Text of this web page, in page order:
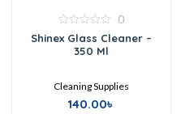
out
0
Shinex Glass Cleaner –
350 Ml
Cleaning Supplies
140.00৳